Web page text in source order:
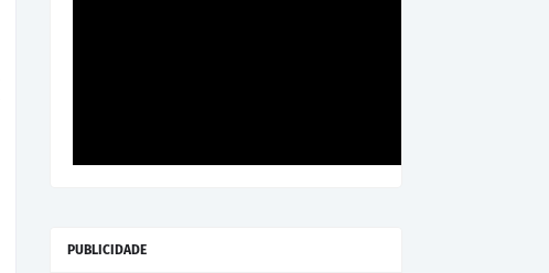
PUBLICIDADE